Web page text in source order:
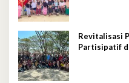
Revitalisasi
Partisipatif